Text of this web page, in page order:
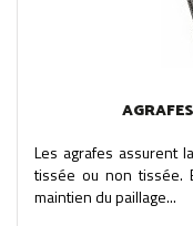
Les agrafes assurent
tissée ou non tissée.
maintien du paillage...